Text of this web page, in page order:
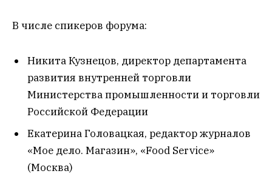
В числе спикеров форума:
Никита Кузнецов, директор департамента
развития внутренней торговли
Министерства промышленности и торговли
Российской Федерации
Екатерина Головацкая, редактор журналов
«Мое дело. Магазин», «Food Service»
(Москва)